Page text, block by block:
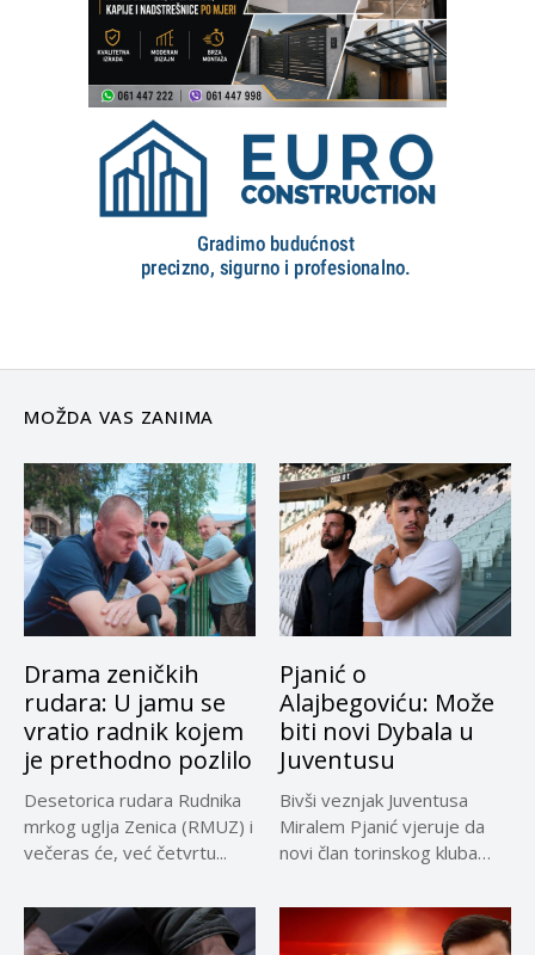
MOŽDA VAS ZANIMA
Drama zeničkih
rudara: U jamu se
vratio radnik kojem
je prethodno pozlilo
Desetorica rudara Rudnika
mrkog uglja Zenica (RMUZ) i
večeras će, već četvrtu...
Pjanić o
Alajbegoviću: Može
biti novi Dybala u
Juventusu
Bivši veznjak Juventusa
Miralem Pjanić vjeruje da
novi član torinskog kluba